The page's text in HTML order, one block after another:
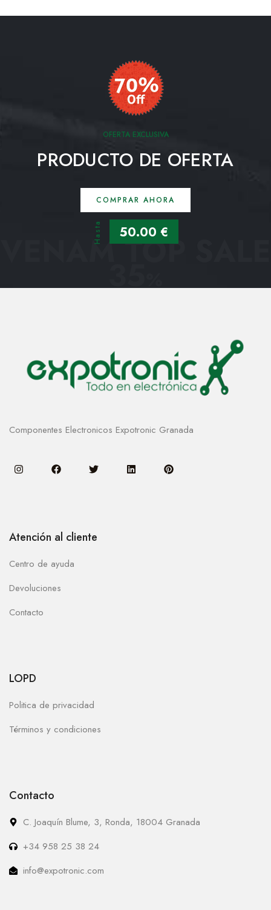
OFERTA EXCLUSIVA
PRODUCTO DE OFERTA
COMPRAR AHORA
Hasta 50.00 €
VENAM TOP SALE
35
Componentes Electronicos Expotronic Granada
Atención al cliente
Centro de ayuda
Devoluciones
Contacto
LOPD
Politica de privacidad
Términos y condiciones
Contacto
C. Joaquín Blume, 3, Ronda, 18004 Granada
+34 958 25 38 24
info@expotronic.com